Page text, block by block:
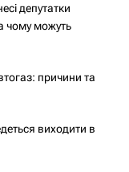
депутатки
чому можуть
причини та
виходити в